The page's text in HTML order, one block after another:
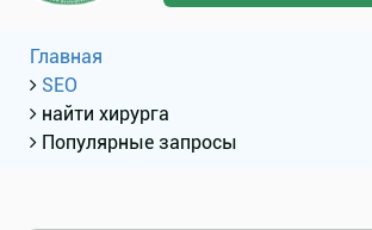
Главная
SEO
найти хирурга
Популярные запросы